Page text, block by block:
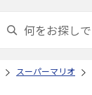
スーパーマリオ